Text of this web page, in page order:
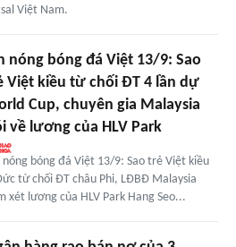
Việt Nam.
nóng bóng đá Việt 13/9: Sao
Việt kiều từ chối ĐT 4 lần dự
Cup, chuyên gia Malaysia
về lương của HLV Park
nóng bóng đá Việt 13/9: Sao trẻ Việt kiều
từ chối ĐT châu Phi, LĐBĐ Malaysia
xét lương của HLV Park Hang Seo...